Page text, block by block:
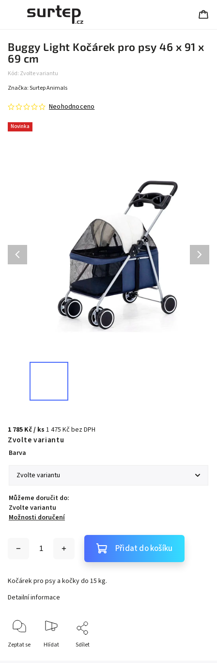
Buggy Light Kočárek pro psy 46 x 91 x
69 cm
Kód: Zvolte variantu
Novinka
Neohodnoceno
Značka:Surtep Animals
1 785 Kč/ ks 1 475 Kč bez DPH
Zvolte variantu
Barva
Můžeme doručit do:
Zvolte variantu
Možnosti doručení
Přidat do košíku
Kočárek pro psy a kočky do 15 kg.
Detailní informace
Zeptat se Hlídat Sdílet